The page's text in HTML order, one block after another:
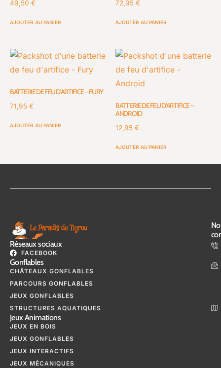
49,50 €
AJOUTER AU PANIER
72,95 €
AJOUTER AU PANIER
BATTERIE DE FEU D’ARTIFICE – FURY
71,95 €
AJOUTER AU PANIER
BATTERIE DE FEU D’ARTIFICE –
ANDROID
12,95 €
AJOUTER AU PANIER
Réseaux sociaux
FACEBOOK
Gonflables
CHÂTEAUX GONFLABLES
PARCOURS GONFLABLES
JEUX GONFLABLES
STRUCTURES AQUATIQUES
Jeux Animations
JEUX EN BOIS
JEUX GONFLABLES
JEUX INTERACTIFS
JEUX MÉCANIQUES